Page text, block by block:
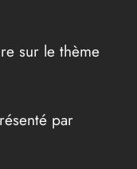
sur le thème
par